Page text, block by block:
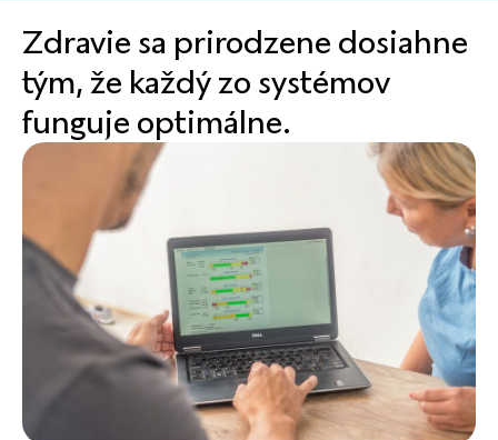
Zdravie sa prirodzene dosiahne
tým, že každý zo systémov
funguje optimálne.